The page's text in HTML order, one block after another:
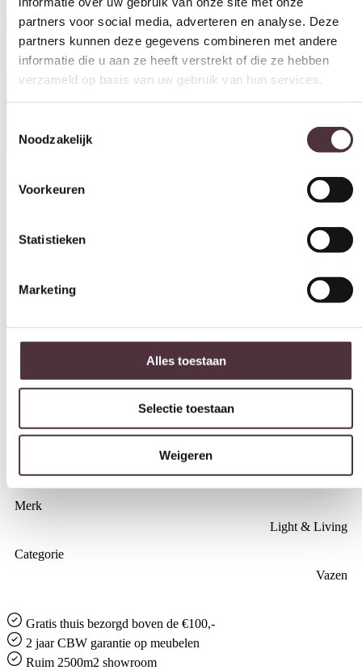
informatie die u aan ze heeft verstrekt of die ze hebben
verzameld op basis van uw gebruik van hun services.
Toestemmingsselectie
Voorkeuren
Statistieken
Marketing
Selectie toestaan
Weigeren
219,95
Specificaties
5832812
55 cm
55 cm
45 cm
Zwart
Rond
kunststof
Merk
Light & Living
Categorie
Vazen
Gratis thuis bezorgd boven de €100,-
2 jaar CBW garantie op meubelen
Ruim 2500m2 showroom